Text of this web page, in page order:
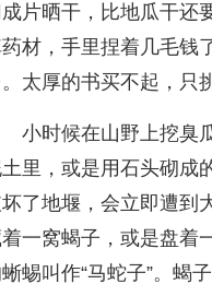
片晒干，比地瓜干还
材，手里捏着几毛钱
太厚的书买不起，只
小时候在山野上挖臭
里，或是用石头砌成
了地堰，会立即遭到
一窝蝎子，或是盘着
蜴叫作“马蛇子”。蝎